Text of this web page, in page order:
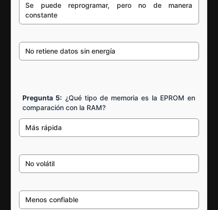
Se puede reprogramar, pero no de manera
constante
No retiene datos sin energía
Pregunta 5: ¿Qué tipo de memoria es la EPROM en
comparación con la RAM?
Más rápida
No volátil
Menos confiable